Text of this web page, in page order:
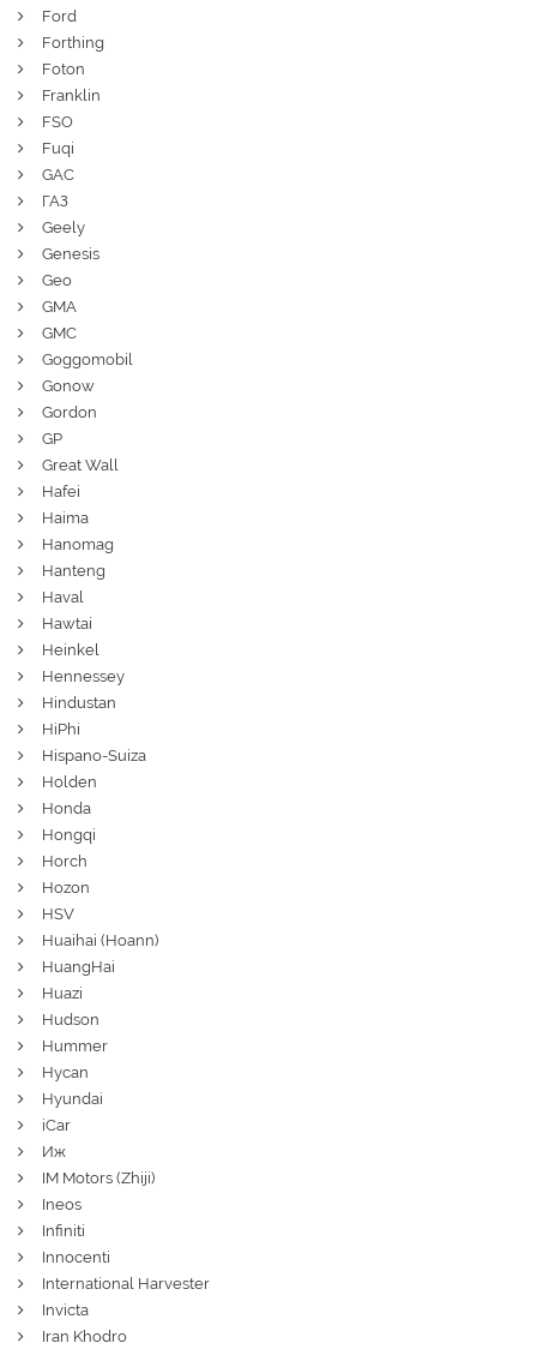
Ford
Forthing
Foton
Franklin
FSO
Fuqi
GAC
ГАЗ
Geely
Genesis
Geo
GMA
GMC
Goggomobil
Gonow
Gordon
GP
Great Wall
Hafei
Haima
Hanomag
Hanteng
Haval
Hawtai
Heinkel
Hennessey
Hindustan
HiPhi
Hispano-Suiza
Holden
Honda
Hongqi
Horch
Hozon
HSV
Huaihai (Hoann)
HuangHai
Huazi
Hudson
Hummer
Hycan
Hyundai
iCar
Иж
IM Motors (Zhiji)
Ineos
Infiniti
Innocenti
International Harvester
Invicta
Iran Khodro